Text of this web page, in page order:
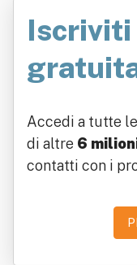
Iscriviti
Accedi a tutte
di altre 6
contatti con i